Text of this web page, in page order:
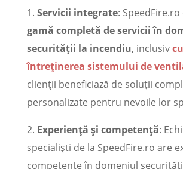
1. Servicii integrate:
gamă completă de servicii în
securității la incendiu, inclusiv
întreținerea sistemului de
clienții beneficiază de soluții
personalizate pentru nevoile lor
2. Experiență și competență:
specialiști de la SpeedFire.ro are
competențe în domeniul